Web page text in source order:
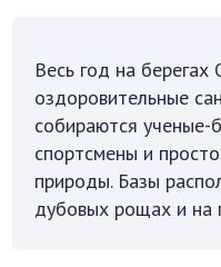
Весь год на
оздоровительные
собираются ученые-
спортсмены и
природы. Базы
дубовых рощах и на